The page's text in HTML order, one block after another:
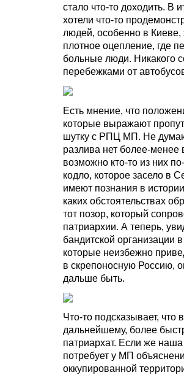
стало что-то доходить. В
хотели что-то
людей, особенно в Киеве,
плотное оцепление, где
больные люди. Никакого
перебежками от
Есть мнение, что
которые выражают
шутку с РПЦ МП. Не
разлива нет более-
возможно кто-то из них
кодло, которое засело в
имеют познания в
каких обстоятельствах
тот позор, который
патриархии. А теперь,
бандитской организации
которые неизбежно
в скрепоносную Россию,
дальше быть.
Что-то подсказывает, что
дальнейшему, более
патриархат. Если же
потребует у МП
оккупированной